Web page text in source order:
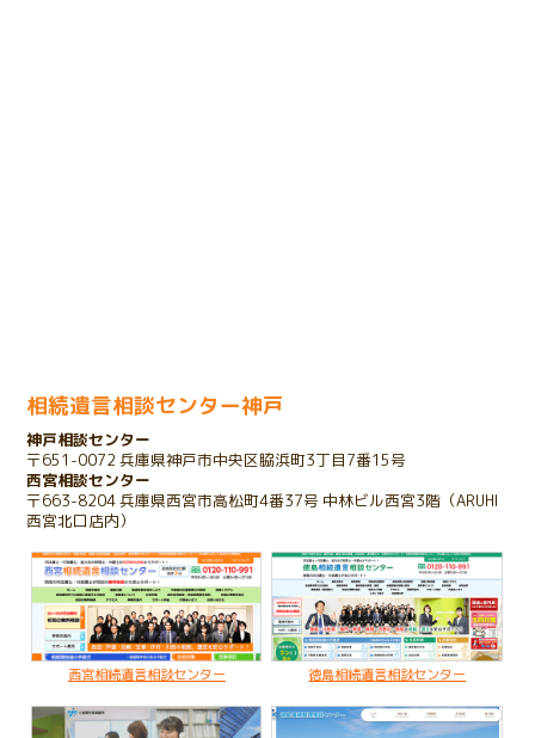
2023.10.25
存在を知らない相続人が発覚したケース
子のいない夫婦が配偶者のみに財産を残すケース
2020.02.19
亡くなった父名義の不動産が不明なケース
相続遺言相談センター神戸
神戸相談センター
〒651-0072 兵庫県神戸市中央区脇浜町3丁目7番15号
西宮相談センター
〒663-8204 兵庫県西宮市高松町4番37号 中林ビル西宮3階（ARUHI
西宮北口店内）
西宮相続遺言相談センター 徳島相続遺言相談センター